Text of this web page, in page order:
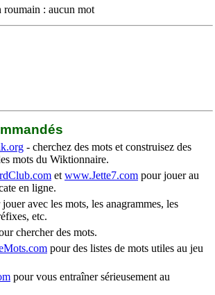
roumain : aucun mot
- cherchez des mots et construisez des
mots du Wiktionnaire.
et www.Jette7.com pour jouer au
en ligne.
avec les mots, les anagrammes, les
etc.
chercher des mots.
pour des listes de mots utiles au jeu
pour vous entraîner sérieusement au